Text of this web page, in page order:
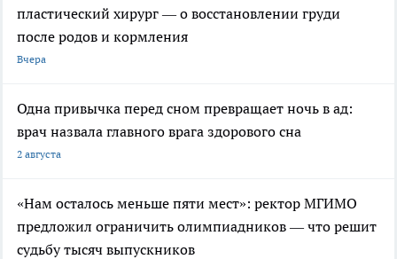
пластический хирург — о восстановлении груди
после родов и кормления
Вчера
Одна привычка перед сном превращает ночь в ад:
врач назвала главного врага здорового сна
2 августа
«Нам осталось меньше пяти мест»: ректор МГИМО
предложил ограничить олимпиадников — что решит
судьбу тысяч выпускников